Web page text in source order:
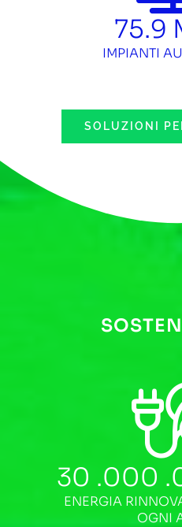
75.9
IMPIANTI
SOLUZIONI
30 .000
ENERGIA
OGNI